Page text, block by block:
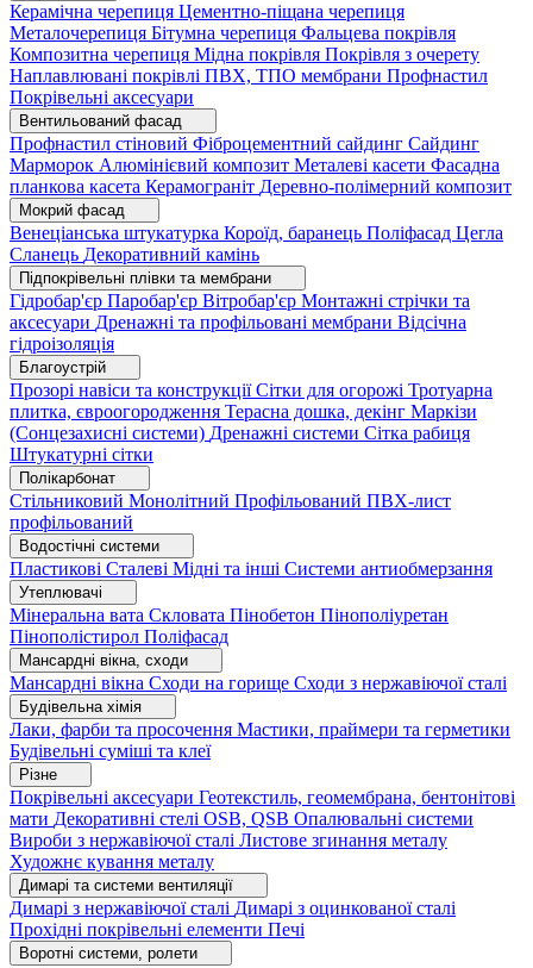
Керамічна черепиця Цементно-піщана черепиця
Металочерепиця Бітумна черепиця Фальцева покрівля
Композитна черепиця Мідна покрівля Покрівля з очерету
Наплавлювані покрівлі ПВХ, ТПО мембрани Профнастил
Покрівельні аксесуари
Вентильований фасад
Профнастил стіновий Фіброцементний сайдинг Сайдинг
Марморок Алюмінієвий композит Металеві касети Фасадна
планкова касета Керамограніт Деревно-полімерний композит
Мокрий фасад
Венеціанська штукатурка Короїд, баранець Поліфасад Цегла
Сланець Декоративний камінь
Підпокрівельні плівки та мембрани
Гідробар'єр Паробар'єр Вітробар'єр Монтажні стрічки та
аксесуари Дренажні та профільовані мембрани Відсічна
гідроізоляція
Благоустрій
Прозорі навіси та конструкціїСітки для огорожі Тротуарна
плитка, євроогородження Терасна дошка, декінг Маркізи
(Сонцезахисні системи) Дренажні системи Сітка рабиця
Штукатурні сітки
Полікарбонат
Стільниковий Монолітний Профільований ПВХ-лист
профільований
Водостічні системи
Пластикові Сталеві Мідні та інші Системи антиобмерзання
Утеплювачі
Мінеральна вата Скловата Пінобетон Пінополіуретан
Пінополістирол Поліфасад
Мансардні вікна, сходи
Мансардні вікна Сходи на горище Сходи з нержавіючої сталі
Будівельна хімія
Лаки, фарби та просочення Мастики, праймери та герметики
Будівельні суміші та клеї
Різне
Покрівельні аксесуари Геотекстиль, геомембрана, бентонітові
мати Декоративні стелі OSB, QSB Опалювальні системи
Вироби з нержавіючої сталі Листове згинання металу
Художнє кування металу
Димарі та системи вентиляції
Димарі з нержавіючої сталі Димарі з оцинкованої сталі
Прохідні покрівельні елементи Печі
Воротні системи, ролети